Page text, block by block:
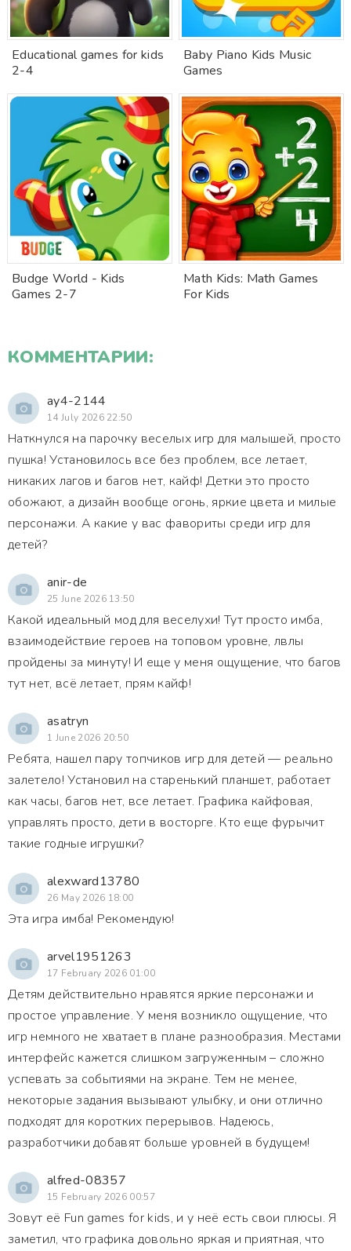
Educational games for kids
2-4
Baby Piano Kids Music
Games
Budge World - Kids
Games 2-7
Math Kids: Math Games
For Kids
КОММЕНТАРИИ:
ay4-2144
14 July 2026 22:50
Наткнулся на парочку веселых игр для малышей, просто
пушка! Установилось все без проблем, все летает,
никаких лагов и багов нет, кайф! Детки это просто
обожают, а дизайн вообще огонь, яркие цвета и милые
персонажи. А какие у вас фавориты среди игр для
детей?
anir-de
25 June 2026 13:50
Какой идеальный мод для веселухи! Тут просто имба,
взаимодействие героев на топовом уровне, лвлы
пройдены за минуту! И еще у меня ощущение, что багов
тут нет, всё летает, прям кайф!
asatryn
1 June 2026 20:50
Ребята, нашел пару топчиков игр для детей — реально
залетело! Установил на старенький планшет, работает
как часы, багов нет, все летает. Графика кайфовая,
управлять просто, дети в восторге. Кто еще фурычит
такие годные игрушки?
alexward13780
26 May 2026 18:00
Эта игра имба! Рекомендую!
arvel1951263
17 February 2026 01:00
Детям действительно нравятся яркие персонажи и
простое управление. У меня возникло ощущение, что
игр немного не хватает в плане разнообразия. Местами
интерфейс кажется слишком загруженным – сложно
успевать за событиями на экране. Тем не менее,
некоторые задания вызывают улыбку, и они отлично
подходят для коротких перерывов. Надеюсь,
разработчики добавят больше уровней в будущем!
alfred-08357
15 February 2026 00:57
Зовут её Fun games for kids, и у неё есть свои плюсы. Я
заметил, что графика довольно яркая и приятная, что